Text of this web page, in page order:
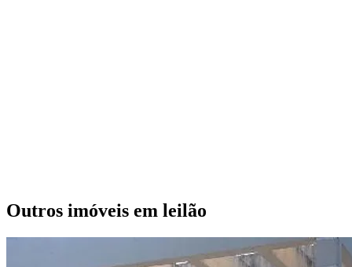
Outros imóveis em leilão